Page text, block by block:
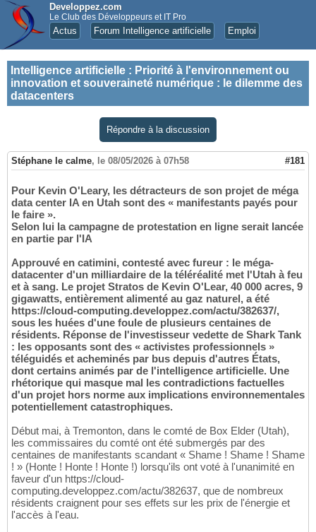
Developpez.com
Le Club des Développeurs et IT Pro
Actus Forum Intelligence artificielle Emploi
Intelligence artificielle : Priorité à l'environnement ou
innovation et souveraineté numérique : le dilemme des
datacenters
Répondre à la discussion
Stéphane le calme, le 08/05/2026 à 07h58 #181
Pour Kevin O'Leary, les détracteurs de son projet de méga
data center IA en Utah sont des « manifestants payés pour
le faire ».
Selon lui la campagne de protestation en ligne serait lancée
en partie par l'IA
Approuvé en catimini, contesté avec fureur : le méga-
datacenter d'un milliardaire de la téléréalité met l'Utah à feu
et à sang. Le projet Stratos de Kevin O'Lear, 40 000 acres, 9
gigawatts, entièrement alimenté au gaz naturel, a été
https://cloud-computing.developpez.com/actu/382637/,
sous les huées d'une foule de plusieurs centaines de
résidents. Réponse de l'investisseur vedette de Shark Tank
: les opposants sont des « activistes professionnels »
téléguidés et acheminés par bus depuis d'autres États,
dont certains animés par de l'intelligence artificielle. Une
rhétorique qui masque mal les contradictions factuelles
d'un projet hors norme aux implications environnementales
potentiellement catastrophiques.
Début mai, à Tremonton, dans le comté de Box Elder (Utah),
les commissaires du comté ont été submergés par des
centaines de manifestants scandant « Shame ! Shame ! Shame
! » (Honte ! Honte ! Honte !) lorsqu'ils ont voté à l'unanimité en
faveur d'un https://cloud-
computing.developpez.com/actu/382637, que de nombreux
résidents craignent pour ses effets sur les prix de l'énergie et
l'accès à l'eau.